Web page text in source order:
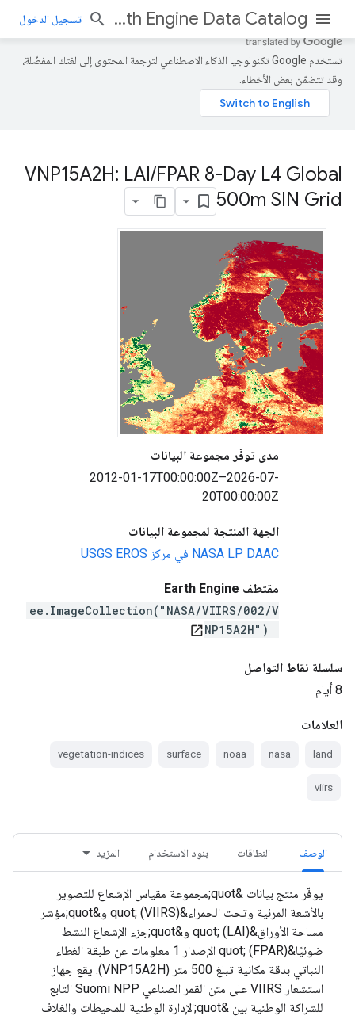
Earth Engine Data Catalog تسجيل الدخول
تستخدم Google تكنولوجيا الذكاء الاصطناعي لترجمة المحتوى إلى لغتك المفضّلة،
وقد تتضمّن بعض الأخطاء.
VNP15A2H: LAI/FPAR 8-Day L4 Global
500m SIN Grid
مدى توفّر مجموعة البيانات
2012-01-17T00:00:00Z–2026-07-
20T00:00:00Z
الجهة المنتجة لمجموعة البيانات
‫NASA LP DAAC في مركز USGS EROS
مقتطف Earth Engine
ee.ImageCollection("NASA/VIIRS/002/V
NP15A2H")
open_in_new
سلسلة نقاط التواصل
8 أيام
العلامات
land
nasa
noaa
surface
vegetation-indices
viirs
الوصف النطاقات بنود الاستخدام المزيد
يوفّر منتج بيانات &quot;مجموعة مقياس الإشعاع للتصوير
بالأشعة المرئية وتحت الحمراء&quot; (VIIRS) و&quot;مؤشر
مساحة الأوراق&quot; (LAI) و&quot;جزء الإشعاع النشط
ضوئيًا&quot; (FPAR) الإصدار 1 معلومات عن طبقة الغطاء
النباتي بدقة مكانية تبلغ 500 متر (VNP15A2H). يقع جهاز
استشعار VIIRS على متن القمر الصناعي Suomi NPP التابع
للشراكة الوطنية بين &quot;الإدارة الوطنية للمحيطات والغلاف